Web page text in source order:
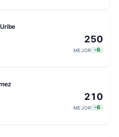
250
MEJOR -6
210
MEJOR -6